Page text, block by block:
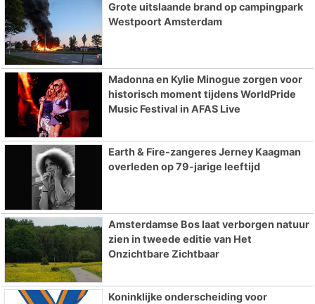
Grote uitslaande brand op campingpark
Westpoort Amsterdam
Madonna en Kylie Minogue zorgen voor
historisch moment tijdens WorldPride
Music Festival in AFAS Live
Earth & Fire-zangeres Jerney Kaagman
overleden op 79-jarige leeftijd
Amsterdamse Bos laat verborgen natuur
zien in tweede editie van Het
Onzichtbare Zichtbaar
Koninklijke onderscheiding voor